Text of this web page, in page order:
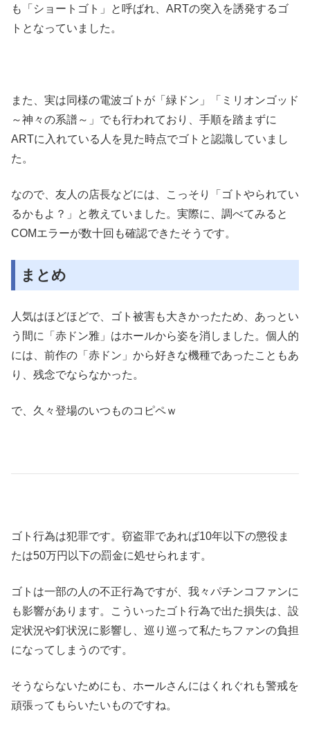
も「ショートゴト」と呼ばれ、ARTの突入を誘発するゴ
トとなっていました。
また、実は同様の電波ゴトが「緑ドン」「ミリオンゴッド
～神々の系譜～」でも行われており、手順を踏まずに
ARTに入れている人を見た時点でゴトと認識していまし
た。
なので、友人の店長などには、こっそり「ゴトやられてい
るかもよ？」と教えていました。実際に、調べてみると
COMエラーが数十回も確認できたそうです。
まとめ
人気はほどほどで、ゴト被害も大きかったため、あっとい
う間に「赤ドン雅」はホールから姿を消しました。個人的
には、前作の「赤ドン」から好きな機種であったこともあ
り、残念でならなかった。
で、久々登場のいつものコピペｗ
ゴト行為は犯罪です。窃盗罪であれば10年以下の懲役ま
たは50万円以下の罰金に処せられます。
ゴトは一部の人の不正行為ですが、我々パチンコファンに
も影響があります。こういったゴト行為で出た損失は、設
定状況や釘状況に影響し、巡り巡って私たちファンの負担
になってしまうのです。
そうならないためにも、ホールさんにはくれぐれも警戒を
頑張ってもらいたいものですね。